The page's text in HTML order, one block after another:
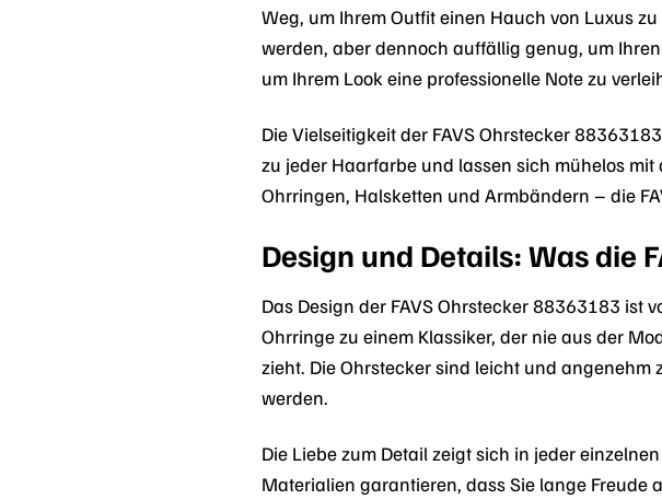
Weg, um Ihrem Outfit einen Hauch von Luxus
werden, aber dennoch auffällig genug, um
um Ihrem Look eine professionelle Note zu
Die Vielseitigkeit der FAVS Ohrstecker
zu jeder Haarfarbe und lassen sich mühelos
Ohrringen, Halsketten und Armbändern – die
Design und Details: Was die
Das Design der FAVS Ohrstecker 88363183 ist
Ohrringe zu einem Klassiker, der nie aus der
zieht. Die Ohrstecker sind leicht und
werden.
Die Liebe zum Detail zeigt sich in jeder
Materialien garantieren, dass Sie lange Freude